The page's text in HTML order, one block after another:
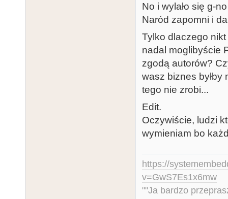
No i wylało się g-
Naród zapomni i
Tylko dlaczego nikt
nadal moglibyście
zgodą autorów?
wasz biznes byłby
tego nie zrobi...
Edit.
Oczywiście, ludzi
wymieniam bo
https://
v=GwS7Es1x6mw
""Ja bardzo